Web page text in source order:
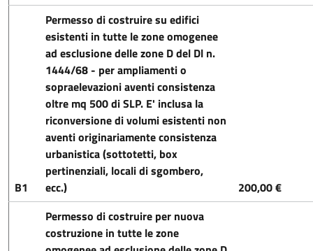
B1
Permesso di costruire su edifici
esistenti in tutte le zone omogenee
ad esclusione delle zone D del Dl n.
1444/68 - per ampliamenti o
sopraelevazioni aventi consistenza
oltre mq 500 di SLP. E' inclusa la
riconversione di volumi esistenti non
aventi originariamente consistenza
urbanistica (sottotetti, box
pertinenziali, locali di sgombero,
ecc.)
200,00 €
Permesso di costruire per nuova
costruzione in tutte le zone